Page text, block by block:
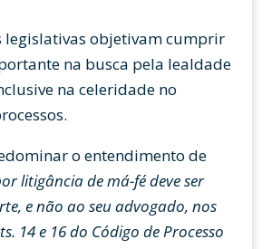
legislativas objetivam cumprir
na busca pela lealdade
na celeridade no
o entendimento de
litigância de má-fé deve ser
e não ao seu advogado, nos
14 e 16 do Código de Processo